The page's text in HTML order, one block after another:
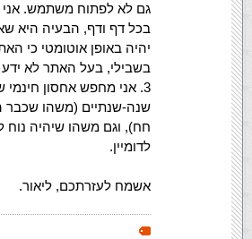
גם לא לפתוח משתמש. אני
בכל דף ודף, הבעיה היא
יהיה באופן אוטומטי כי
בשבילי, בעל האתר לא ידע
3. אני מחפש אחסון חינמי
שנה-שנתיים (משהו שכבר
לדומיין.
אשמח לעזרתכם, ליאור.